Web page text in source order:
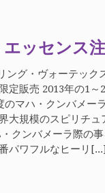
ッセンス
ング・ヴォーテック
定販売 2013年の1～
のマハ・クンバメー
大規模のスピリチュ
クンバメーラ際の
パワフルなヒーリ